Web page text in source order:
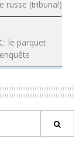
russe (tribunal)
le parquet